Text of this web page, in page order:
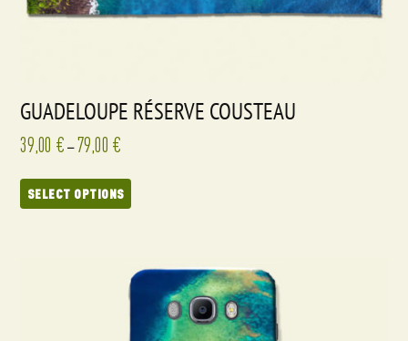
GUADELOUPE RÉSERVE COUSTEAU
39,00 € –79,00 €
SELECT OPTIONS